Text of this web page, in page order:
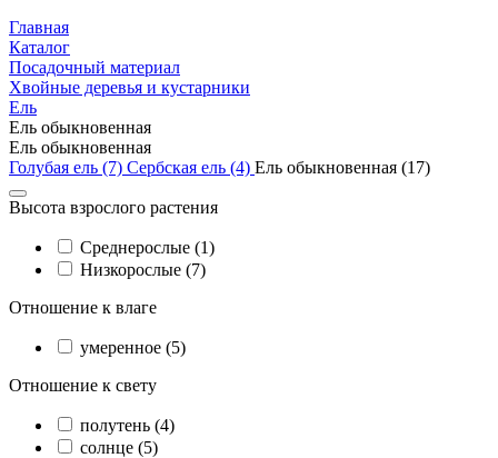
Главная
Каталог
Посадочный материал
Хвойные деревья и кустарники
Ель
Ель обыкновенная
Ель обыкновенная
Голубая ель (7) Сербская ель (4) Ель обыкновенная (17)
Высота взрослого растения
Cреднерослые (1)
Низкорослые (7)
Отношение к влаге
умеренное (5)
Отношение к свету
полутень (4)
солнце (5)